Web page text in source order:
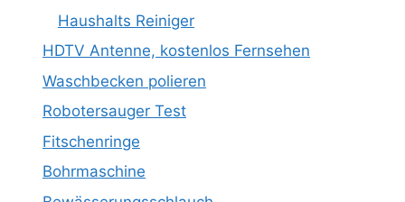
Haushalts Reiniger
HDTV Antenne, kostenlos Fernsehen
Waschbecken polieren
Robotersauger Test
Fitschenringe
Bohrmaschine